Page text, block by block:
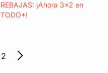
REBAJAS: ¡Ahora 3x2 en
TODO*!
2